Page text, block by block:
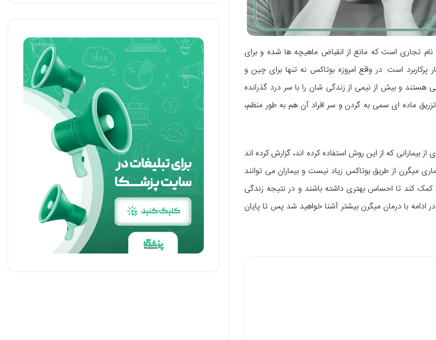
نام تجاری است که مانع از انقباض ماهیچه ها شده و برای
پرکاربرد است. در واقع امروزه بوتاکس نه تنها برای چین و
و بیش از نیمی از زندگی شان را با سر درد گذرانده
تزریق ماده ای سمی به گردن و سر افراد آن هم به طور منظم،
بیمارانی که از این روش استفاده کرده اند، گزارش کرده اند
میگرن از طریق بوتاکس زیاد نیست و بیماران می توانند
کمک کند تا احساس بهتری داشته باشند و در نتیجه زندگی
با درمان میگرن بیشتر آشنا خواهید شد پس تا پایان